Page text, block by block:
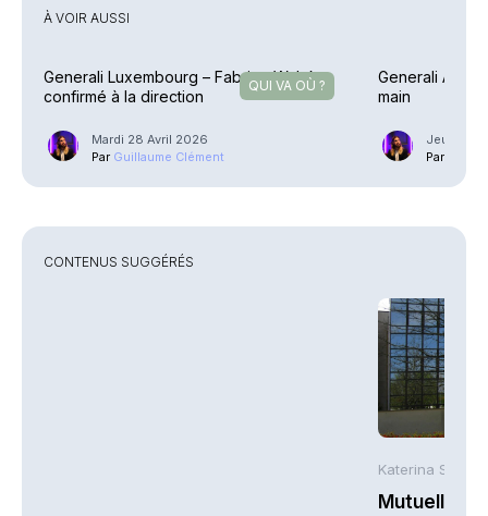
À VOIR AUSSI
QUI VA OÙ ?
Generali Luxembourg – Fabrice Walek
confirmé à la direction
Mardi 28 Avril 2026
Par Guillaume Clément
Generali AM –
main
Jeudi 2
Par
CONTENUS SUGGÉRÉS
Katerina
Mutuelles :